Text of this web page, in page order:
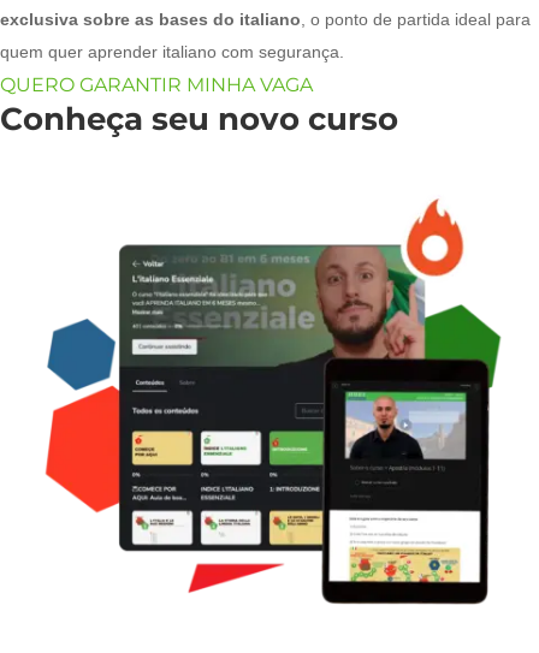
exclusiva sobre as bases do italiano , o ponto de partida ideal para
quem quer aprender italiano com segurança.
QUERO GARANTIR MINHA VAGA
Conheça seu novo curso